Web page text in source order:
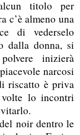
titolo per
c’è almeno una
di vederselo
dalla donna, si
inizierà
narcosi
riscatto è priva
lo incontri
noir dentro le